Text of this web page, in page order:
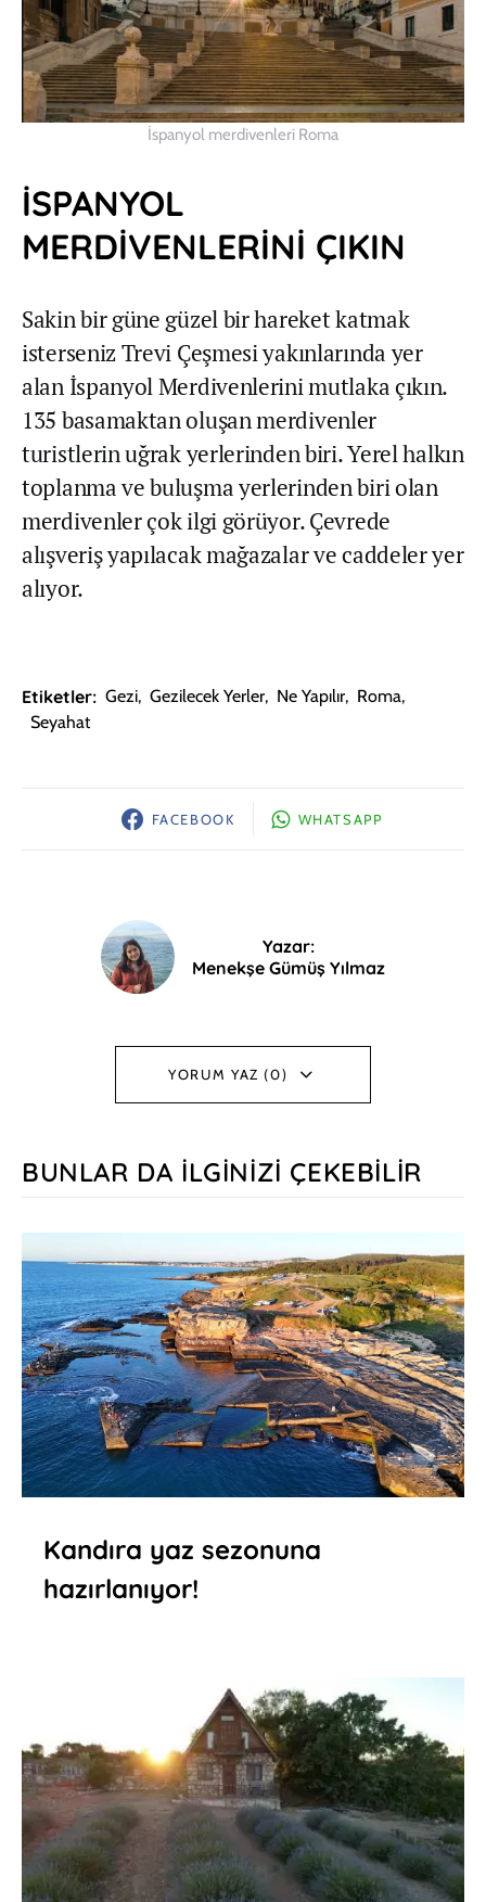
İspanyol merdivenleri Roma
İSPANYOL
MERDİVENLERİNİ ÇIKIN
Sakin bir güne güzel bir hareket katmak
isterseniz Trevi Çeşmesi yakınlarında yer
alan İspanyol Merdivenlerini mutlaka çıkın.
135 basamaktan oluşan merdivenler
turistlerin uğrak yerlerinden biri. Yerel halkın
toplanma ve buluşma yerlerinden biri olan
merdivenler çok ilgi görüyor. Çevrede
alışveriş yapılacak mağazalar ve caddeler yer
alıyor.
Etiketler: Gezi, Gezilecek Yerler, Ne Yapılır, Roma,
Seyahat
FACEBOOK WHATSAPP
Yazar:
Menekşe Gümüş Yılmaz
YORUM YAZ (0)
BUNLAR DA İLGINIZI ÇEKEBILIR
Kandıra yaz sezonuna
hazırlanıyor!